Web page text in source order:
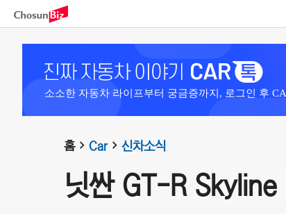
소소한 자동차 라이프부터 궁금증까지, 로그인 후
홈 Car 신차소식
닛싼 GT-R